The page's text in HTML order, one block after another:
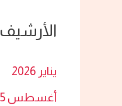
ث
ن
:
الأرشيف
يناير 2026
أغسطس 2025